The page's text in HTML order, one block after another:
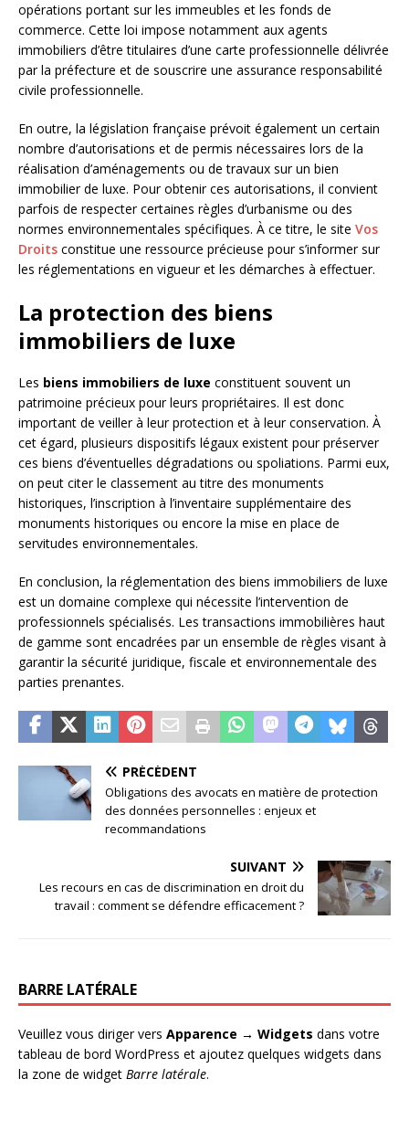
opérations portant sur les immeubles et les fonds de
commerce. Cette loi impose notamment aux agents
immobiliers d’être titulaires d’une carte professionnelle délivrée
par la préfecture et de souscrire une assurance responsabilité
civile professionnelle.
En outre, la législation française prévoit également un certain
nombre d’autorisations et de permis nécessaires lors de la
réalisation d’aménagements ou de travaux sur un bien
immobilier de luxe. Pour obtenir ces autorisations, il convient
parfois de respecter certaines règles d’urbanisme ou des
normes environnementales spécifiques. À ce titre, le site Vos
Droits constitue une ressource précieuse pour s’informer sur
les réglementations en vigueur et les démarches à effectuer.
La protection des biens
immobiliers de luxe
Les biens immobiliers de luxe constituent souvent un
patrimoine précieux pour leurs propriétaires. Il est donc
important de veiller à leur protection et à leur conservation. À
cet égard, plusieurs dispositifs légaux existent pour préserver
ces biens d’éventuelles dégradations ou spoliations. Parmi eux,
on peut citer le classement au titre des monuments
historiques, l’inscription à l’inventaire supplémentaire des
monuments historiques ou encore la mise en place de
servitudes environnementales.
En conclusion, la réglementation des biens immobiliers de luxe
est un domaine complexe qui nécessite l’intervention de
professionnels spécialisés. Les transactions immobilières haut
de gamme sont encadrées par un ensemble de règles visant à
garantir la sécurité juridique, fiscale et environnementale des
parties prenantes.
PRÉCÉDENT
Obligations des avocats en matière de protection
des données personnelles : enjeux et
recommandations
SUIVANT
Les recours en cas de discrimination en droit du
travail : comment se défendre efficacement ?
BARRE LATÉRALE
Veuillez vous diriger vers Apparence → Widgets dans votre
tableau de bord WordPress et ajoutez quelques widgets dans
la zone de widget Barre latérale.